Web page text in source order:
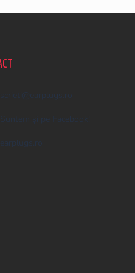
scrieti @ earplugs.ro
Suntem și pe Facebook!
earplugs.ro